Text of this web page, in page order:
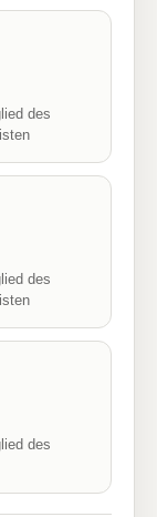
des
des
des